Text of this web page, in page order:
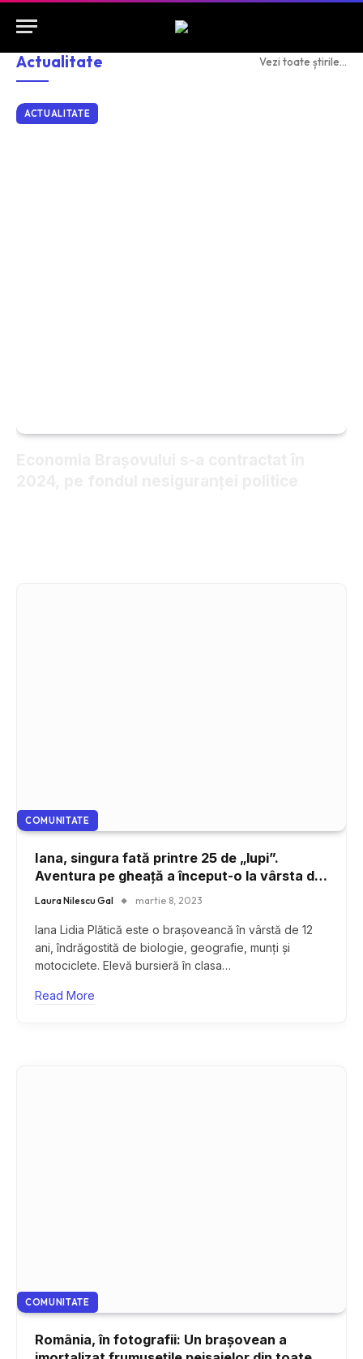
Actualitate Vezi toate știrile...
ACTUALITATE
COMUNITATE
Iana, singura fată printre 25 de „lupi”.
Aventura pe gheață a început-o la vârsta de
6 ani
Laura Nilescu Gal martie 8, 2023
Iana Lidia Plătică este o brașoveancă în vârstă de 12
ani, îndrăgostită de biologie, geografie, munți și
motociclete. Elevă bursieră în clasa…
Read More
COMUNITATE
România, în fotografii: Un brașovean a